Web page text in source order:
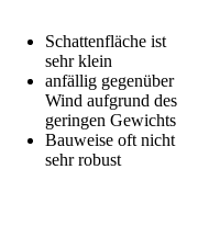
Schattenfläche ist
sehr klein
anfällig gegenüber
Wind aufgrund des
geringen Gewichts
Bauweise oft nicht
sehr robust